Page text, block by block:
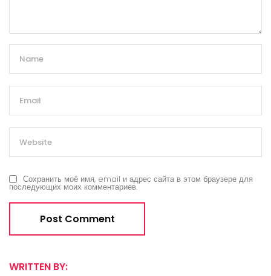
Сохранить моё имя, email и адрес сайта в этом браузере для
последующих моих комментариев.
WRITTEN BY: